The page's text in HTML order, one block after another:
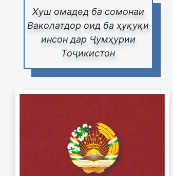
Хуш омадед ба сомонаи
Ваколатдор оид ба ҳуқуқи
инсон дар Ҷумҳурии
Тоҷикистон